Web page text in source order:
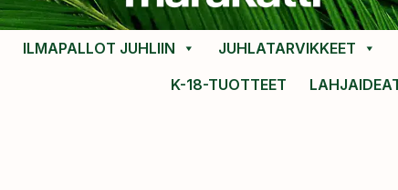
ILMAPALLOT JUHLIIN JUHLATARVIKKEET
K-18-TUOTTEET